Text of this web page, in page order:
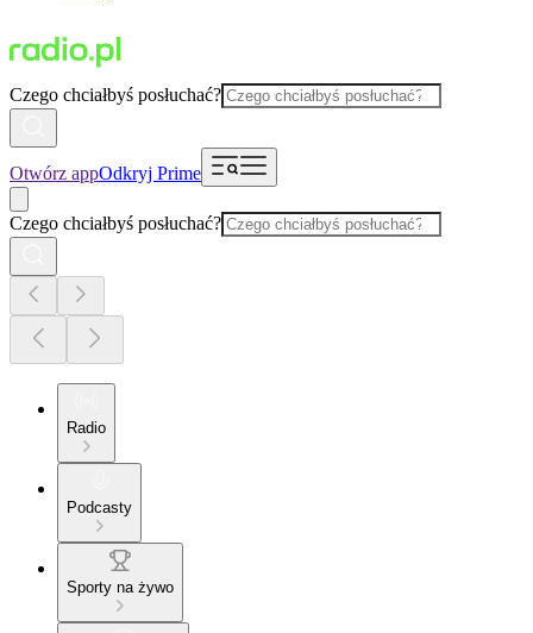
Czego chciałbyś posłuchać?
Otwórz appOdkryj Prime
Czego chciałbyś posłuchać?
Radio
Podcasty
Sporty na żywo